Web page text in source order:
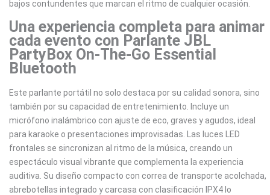
bajos contundentes que marcan el ritmo de cualquier ocasión.
Una experiencia completa para animar
cada evento con Parlante JBL
PartyBox On-The-Go Essential
Bluetooth
Este parlante portátil no solo destaca por su calidad sonora, sino
también por su capacidad de entretenimiento. Incluye un
micrófono inalámbrico con ajuste de eco, graves y agudos, ideal
para karaoke o presentaciones improvisadas. Las luces LED
frontales se sincronizan al ritmo de la música, creando un
espectáculo visual vibrante que complementa la experiencia
auditiva. Su diseño compacto con correa de transporte acolchada,
abrebotellas integrado y carcasa con clasificación IPX4 lo